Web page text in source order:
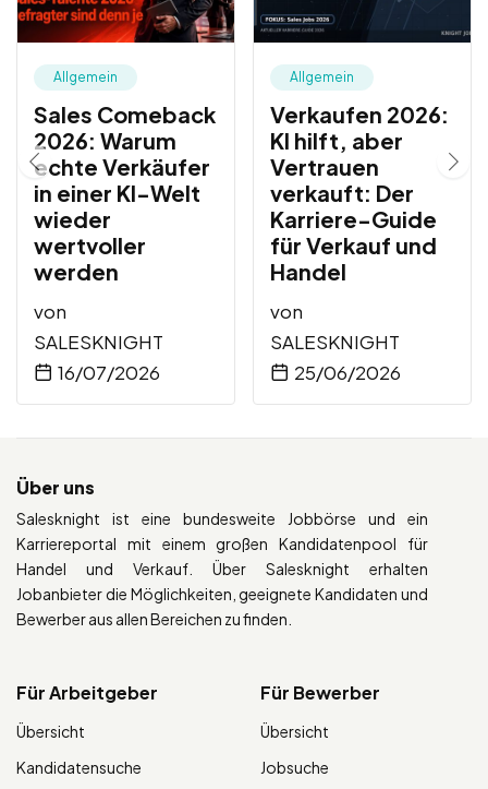
Allgemein
Sales Comeback
2026: Warum
echte Verkäufer
in einer KI-Welt
wieder
wertvoller
werden
von
SALESKNIGHT
16/07/2026
Allgemein
Verkaufen 2026:
KI hilft, aber
Vertrauen
verkauft: Der
Karriere-Guide
für Verkauf und
Handel
von
SALESKNIGHT
25/06/2026
Über uns
Salesknight ist eine bundesweite Jobbörse und ein
Karriereportal mit einem großen Kandidatenpool für
Handel und Verkauf. Über Salesknight erhalten
Jobanbieter die Möglichkeiten, geeignete Kandidaten und
Bewerber aus allen Bereichen zu finden.
Für Arbeitgeber
Übersicht
Kandidatensuche
Für Bewerber
Übersicht
Jobsuche